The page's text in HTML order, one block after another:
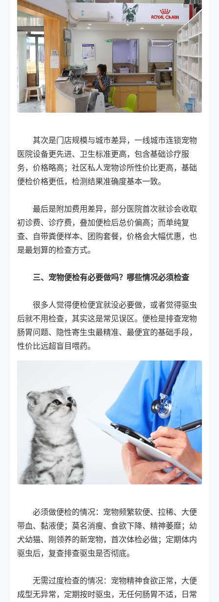
其次是门店规模与城市差异，一线城市连锁宠物
医院设备更先进、卫生标准更高，包含基础诊疗服
务，价格略高；社区私人宠物诊所性价比更高，基础
便检价格更低，检测结果准确度基本一致。
最后是附加费用差异，部分医院首次就诊会收取
初诊费、诊疗费，叠加便检后总价偏高；而单纯复
查、自带粪便样本、团购套餐，价格会大幅优惠，也
是最划算的检查方式。
三、宠物便检有必要做吗？哪些情况必须检查
很多人觉得便检便宜就没必要做，或者觉得驱虫
后就不用检查，其实这是常见误区。便检是排查宠物
肠胃问题、隐性寄生虫最精准、最便宜的基础手段，
性价比远超盲目喂药。
必须做便检的情况：宠物频繁软便、拉稀、大便
带血、黏液便；莫名消瘦、食欲下降、精神萎靡；幼
犬幼猫、刚领养的新宠物，首次体检必做；定期体内
驱虫后，复查排查驱虫是否彻底。
无需过度检查的情况：宠物精神食欲正常，大便
成型无异常，定期按时驱虫，无任何肠胃不适，日常